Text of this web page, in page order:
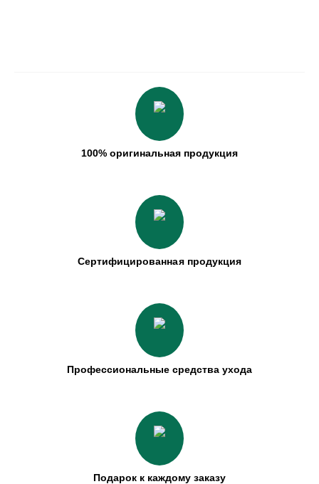
100% оригинальная продукция
Сертифицированная продукция
Профессиональные средства ухода
Подарок к каждому заказу